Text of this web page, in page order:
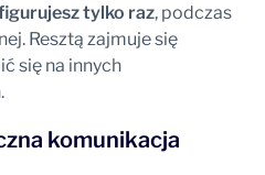
tylko raz, podczas
Resztą zajmuje się
się na innych
komunikacja